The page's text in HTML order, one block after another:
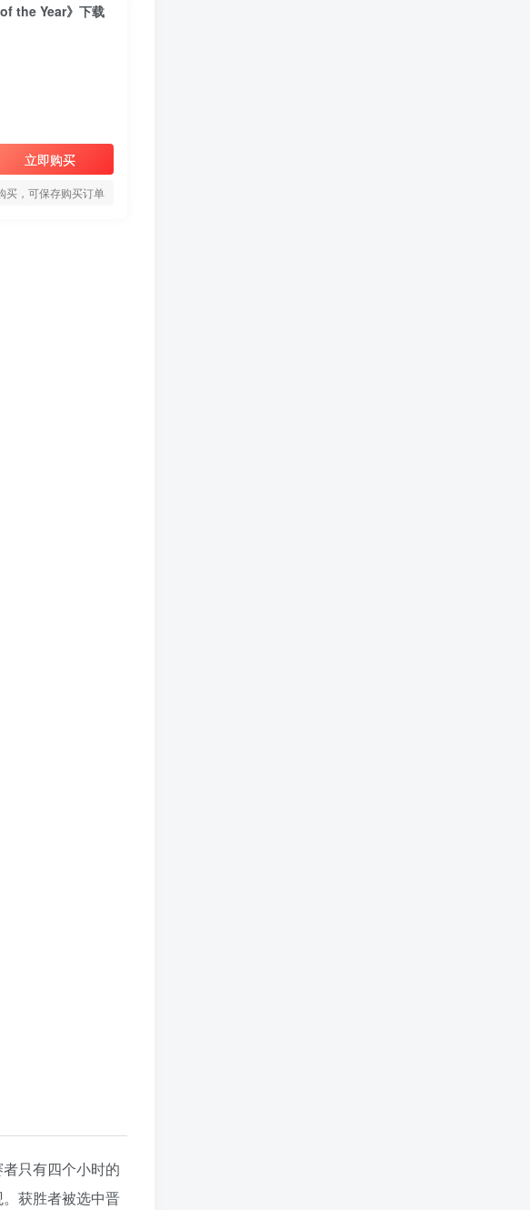
the Year》下载
立即购买
买，可保存购买订单
只有四个小时的
获胜者被选中晋